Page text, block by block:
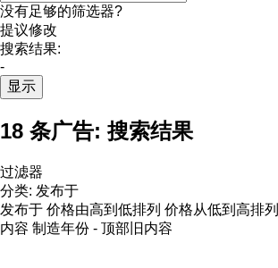
没有足够的筛选器?
提议修改
搜索结果:
-
显示
18 条广告:搜索结果
过滤器
分类: 发布于
发布于 价格由高到低排列 价格从低到高排列
内容 制造年份 - 顶部旧内容